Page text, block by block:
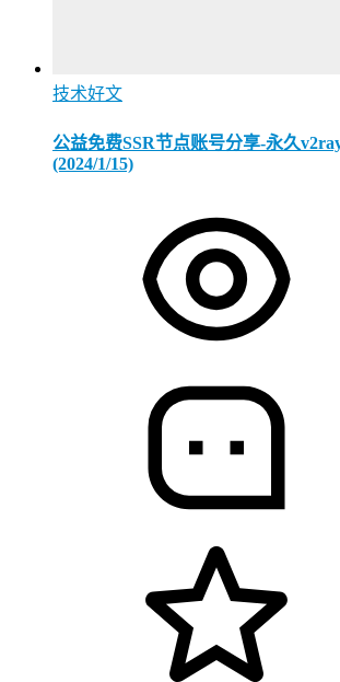
技术好文
公益免费SSR节点账号分享-永久
(2024/1/15)